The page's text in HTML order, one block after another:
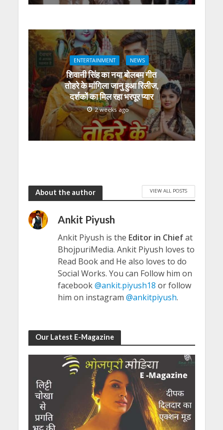
ENTERTAINMENT NEWS
शिवानी सिंह का नया बोलबम गीत
तोहरे के मांगिला जानु हुआ रिलीज,
दर्शकों का मिल रहा भरपूर प्यार
2 weeks ago
About the author VIEW ALL POSTS
Ankit Piyush
Ankit Piyush is the Editor in Chiefat
BhojpuriMedia. Ankit Piyush loves to
Read Book and He also loves to do
Social Works. You can Follow him on
facebook@ankit.piyush18 or follow
him on instagram @ankitpiyush.
Our Latest E-Magazine